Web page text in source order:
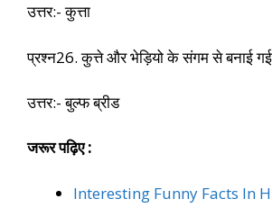
उत्तर:- कुत्ता
प्रश्न26. कुत्ते और भेड़ियो के संगम से बनाई गई
उत्तर:- बुल्फ ब्रीड
जरूर पढ़िए :
Interesting Funny Facts In